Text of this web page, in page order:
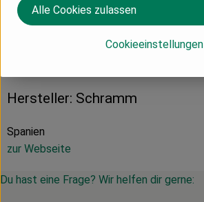
Hersteller: Schramm
Spanien
zur Webseite
Du hast eine Frage? Wir helfen dir gerne:
Cookieeinstellungen
Alle Cookies zulassen